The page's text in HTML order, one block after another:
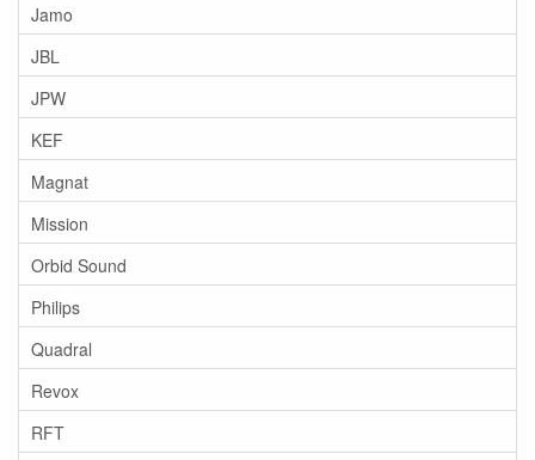
Jamo
JBL
JPW
KEF
Magnat
Mission
Orbid Sound
Philips
Quadral
Revox
RFT